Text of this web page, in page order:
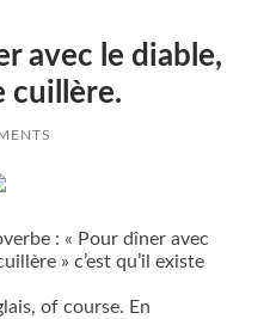
avec le diable,
cuillère.
: « Pour dîner avec
» c’est qu’il existe
of course. En